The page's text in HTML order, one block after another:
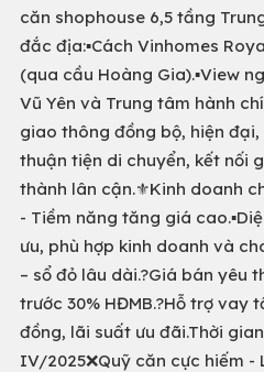
căn shophouse 6,5 tầng
đắc địa:▪️Cách Vinhomes
(qua cầu Hoàng Gia).▪️View
Vũ Yên và Trung tâm hành
giao thông đồng bộ, hiện
thuận tiện di chuyển, kết nối
thành lân cận.⚜️Kinh doanh
- Tiềm năng tăng giá
ưu, phù hợp kinh doanh và
– sổ đỏ lâu dài.?Giá bán yêu
trước 30% HĐMB.?Hỗ trợ vay
đồng, lãi suất ưu đãi.Thời
IV/2025❌Quỹ căn cực hiếm -